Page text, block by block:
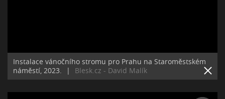
Instalace vánočního stromu pro Prahu na Staroměstském
náměstí, 2023.
| Blesk.cz - David Malík